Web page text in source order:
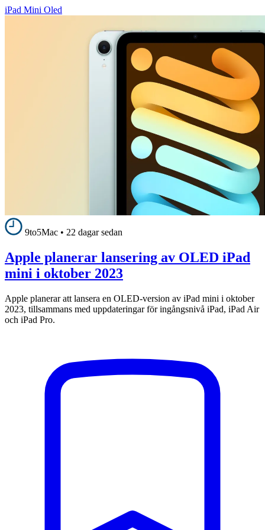
iPad Mini Oled
9to5Mac • 22 dagar sedan
Apple planerar lansering av OLED iPad
mini i oktober 2023
Apple planerar att lansera en OLED-version av iPad mini i oktober
2023, tillsammans med uppdateringar för ingångsnivå iPad, iPad Air
och iPad Pro.